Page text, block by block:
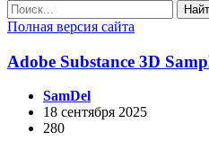
Полная версия сайта
Adobe Substance 3D
SamDel
18 сентября 2025
280